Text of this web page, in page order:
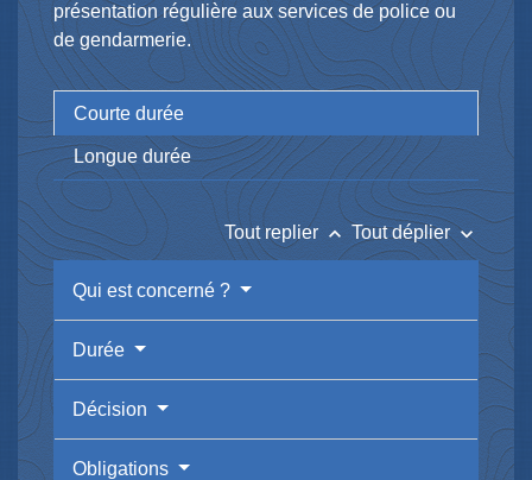
présentation régulière aux services de police ou
de gendarmerie.
Courte durée
Longue durée
Tout replier keyboard_arrow_up Tout déplierkeyboard_arrow_down
Qui est concerné ?
Durée
Décision
Obligations